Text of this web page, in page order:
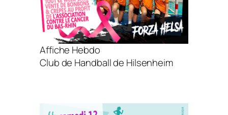
Affiche Hebdo
Club de Handball de Hilsenheim